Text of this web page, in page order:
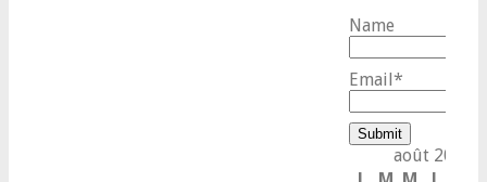
Name
Email*
août 2026